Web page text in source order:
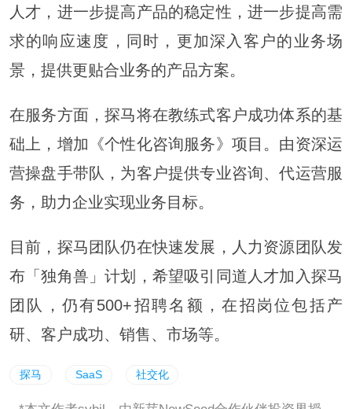
人才，进一步提高产品的稳定性，进一步提高需
求的响应速度，同时，更加深入客户的业务场
景，提供更贴合业务的产品方案。
在服务方面，探马将在教练式客户成功体系的基
础上，增加《个性化咨询服务》项目。由资深运
营操盘手带队，为客户提供专业咨询、代运营服
务，助力企业实现业务目标。
目前，探马团队仍在快速发展，人力资源团队发
布「独角兽」计划，希望吸引同道人才加入探马
团队，仍有500+招聘名额，在招岗位包括产
研、客户成功、销售、市场等。
探马 SaaS 社交化